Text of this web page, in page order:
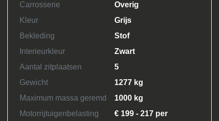
Carrosserie
Overig
Kleur
Grijs
Bekleding
Stof
Interieurkleur
Zwart
Aantal zitplaatsen
5
Gewicht
1277 kg
Maximum massa geremd
1000 kg
Motorrijtuigenbelasting
€ 199 - 217 per